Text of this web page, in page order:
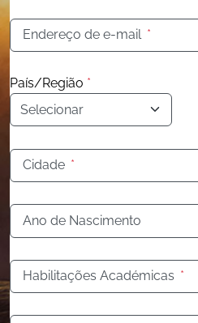
Endereço de e-mail *
País/Região *
Cidade *
Ano de Nascimento
Habilitações Académicas *